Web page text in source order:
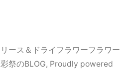
ース＆ドライフラワーフラワー
祭のBLOG, Proudly powered